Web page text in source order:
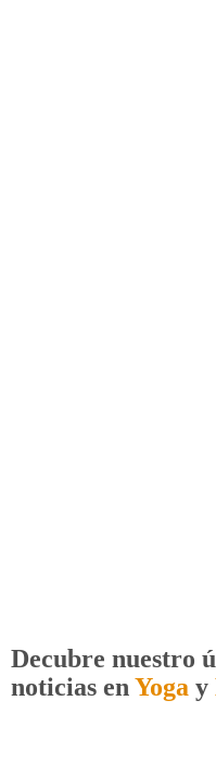
Decubre nuestro
noticias en Yoga y